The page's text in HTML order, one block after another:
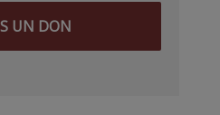
UN DON